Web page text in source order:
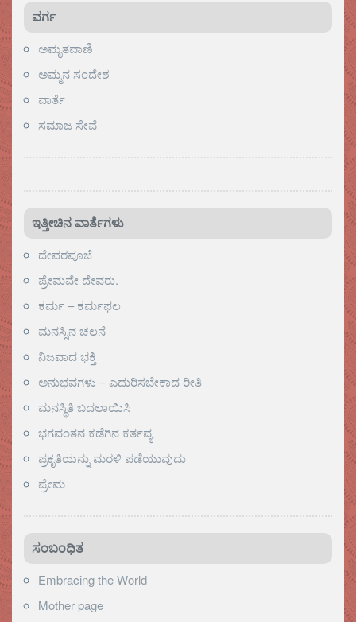
ವರ್ಗ
ಅಮೃತವಾಣಿ
ಅಮ್ಮನ ಸಂದೇಶ
ವಾರ್ತೆ
ಸಮಾಜ ಸೇವೆ
ಇತ್ತೀಚಿನ ವಾರ್ತೆಗಳು
ದೇವರಪೂಜೆ
ಪ್ರೇಮವೇ ದೇವರು.
ಕರ್ಮ – ಕರ್ಮಫಲ
ಮನಸ್ಸಿನ ಚಲನೆ
ನಿಜವಾದ ಭಕ್ತಿ
ಅನುಭವಗಳು – ಎದುರಿಸಬೇಕಾದ ರೀತಿ
ಮನಸ್ಥಿತಿ ಬದಲಾಯಿಸಿ
ಭಗವಂತನ ಕಡೆಗಿನ ಕರ್ತವ್ಯ
ಪ್ರಕೃತಿಯನ್ನು ಮರಳಿ ಪಡೆಯುವುದು
ಪ್ರೇಮ
ಸಂಬಂಧಿತ
Embracing the World
Mother page